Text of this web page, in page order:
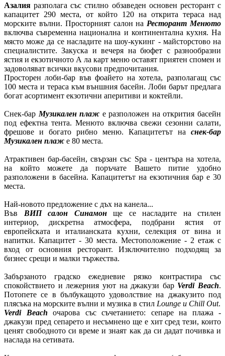
Азалия разполага със стилно обзаведен основен ресторант с
капацитет 290 места, от който 120 на открита тераса над
морските вълни. Просторният салон на Ресторант Менюто
включва съвременна национална и континентална кухня. На
място може да се насладите на шоу-кукинг - майсторстово на
специалистите. Закуска и вечеря на бюфет с разнообразни
ястия и екзотичното А ла карт меню оставят приятен спомен и
задоволяват всички вкусови предпочитания.
Просторен лоби-бар във фоайето на хотела, разполагащ със
100 места и тераса към външния басейн. Лоби барът предлага
богат асортимент екзотични аперитиви и коктейли.
Снек-бар Музикален плаж е разположен на открития басейн
под ефектна тента. Менюто включва свежи сезонни салати,
фрешове и богато рибно меню. Капацитетът на снек-бар
Музикален плаж е 80 места.
Атрактивен бар-басейн, свързан със Spa - центъра на хотела,
на който можете да поръчате Вашето питие удобно
разположени в басейна. Капацитетът на екзотичния бар е 30
места.
Най-новото предложение с дъх на канела...
Във ВИП салон Синамонще се насладите на стилен
интериор, дискретна атмосфера, подбрани ястия от
европейската и италианската кухни, селекция от вина и
напитки. Капацитет - 30 места. Местоположение - 2 етаж с
вход от основния ресторант. Изключително подходящ за
бизнес срещи и малки тържества.
Забързаното градско ежедневие рязко контрастира със
спокойствието и лежерния уют на джакузи барVerdi Beach.
Потопете се в бълбукащото удоволствие на джакузито под
плясъка на морските вълни и музика в стил Lounge и Chill Out.
Verdi Beach очарова със съчетанието: сепаре на плажа -
джакузи пред сепарето и несъмнено ще е хит сред тези, които
ценят свободното си време и знаят как да си дадат почивка и
наслада на сетивата.